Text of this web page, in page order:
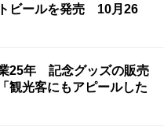
ビールを発売 10月26
25年 記念グッズの販売
光客にもアピールした